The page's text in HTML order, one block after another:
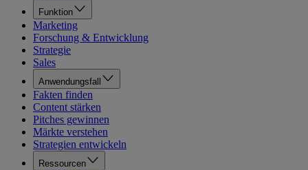
Funktion
Marketing
Forschung & Entwicklung
Strategie
Sales
Anwendungsfall
Fakten finden
Content stärken
Pitches gewinnen
Märkte verstehen
Strategien entwickeln
Ressourcen